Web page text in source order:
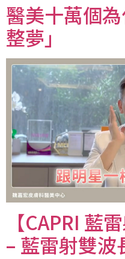
醫美十萬個
整夢」
【CAPRI 藍
– 藍雷射雙